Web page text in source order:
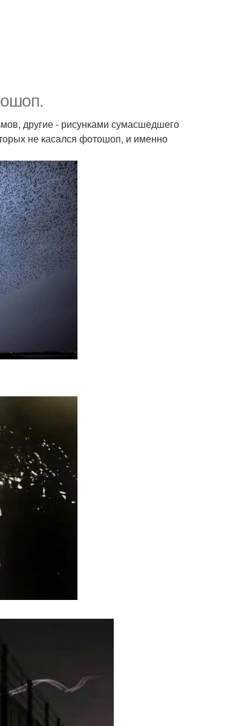
другие - рисунками сумасшедшего
не касался фотошоп, и именно